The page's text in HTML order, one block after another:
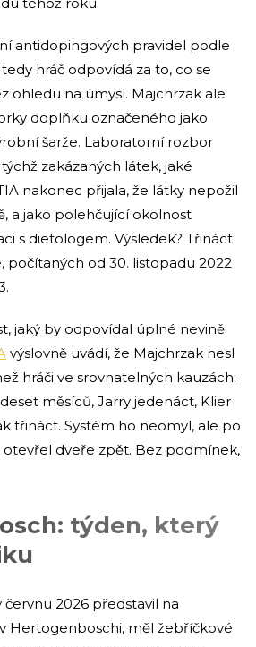
antidopingových pravidel podle
hráč odpovídá za to, co se
ohledu na úmysl. Majchrzak ale
doplňku označeného jako
šarže. Laboratorní rozbor
zakázaných látek, jaké
nakonec přijala, že látky nepožil
a jako polehčující okolnost
s dietologem. Výsledek? Třináct
počítaných od 30. listopadu 2022
jaký by odpovídal úplné nevině.
výslovně uvádí, že Majchrzak nesl
hráči ve srovnatelných kauzách:
měsíců, Jarry jedenáct, Klier
třináct. Systém ho neomyl, ale po
dveře zpět. Bez podmínek,
týden, který
červnu 2026 představil na
Hertogenboschi, měl žebříčkové